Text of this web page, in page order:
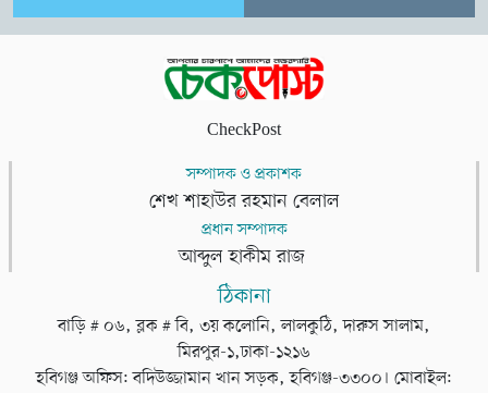
CheckPost
সম্পাদক ও প্রকাশক
শেখ শাহাউর রহমান বেলাল
প্রধান সম্পাদক
আব্দুল হাকীম রাজ
ঠিকানা
বাড়ি # ০৬, ব্লক # বি, ৩য় কলোনি, লালকুঠি, দারুস সালাম,
মিরপুর-১,ঢাকা-১২১৬
হবিগঞ্জ অফিস: বদিউজ্জামান খান সড়ক, হবিগঞ্জ-৩৩০০। মোবাইল: